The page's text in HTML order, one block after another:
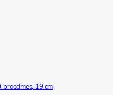
19 cm